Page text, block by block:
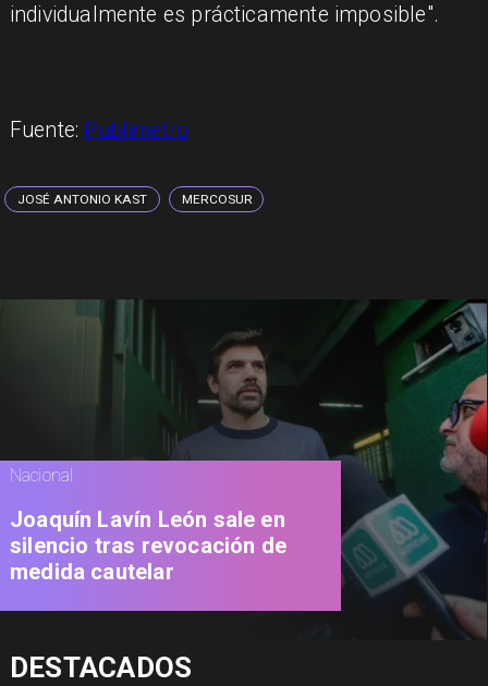
individualmente es prácticamente imposible".
Fuente: Publimetro
JOSÉ ANTONIO KAST MERCOSUR
Nacional
Joaquín Lavín León sale en
silencio tras revocación de
medida cautelar
DESTACADOS